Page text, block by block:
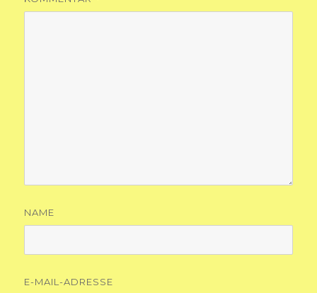
NAME
E-MAIL-ADRESSE